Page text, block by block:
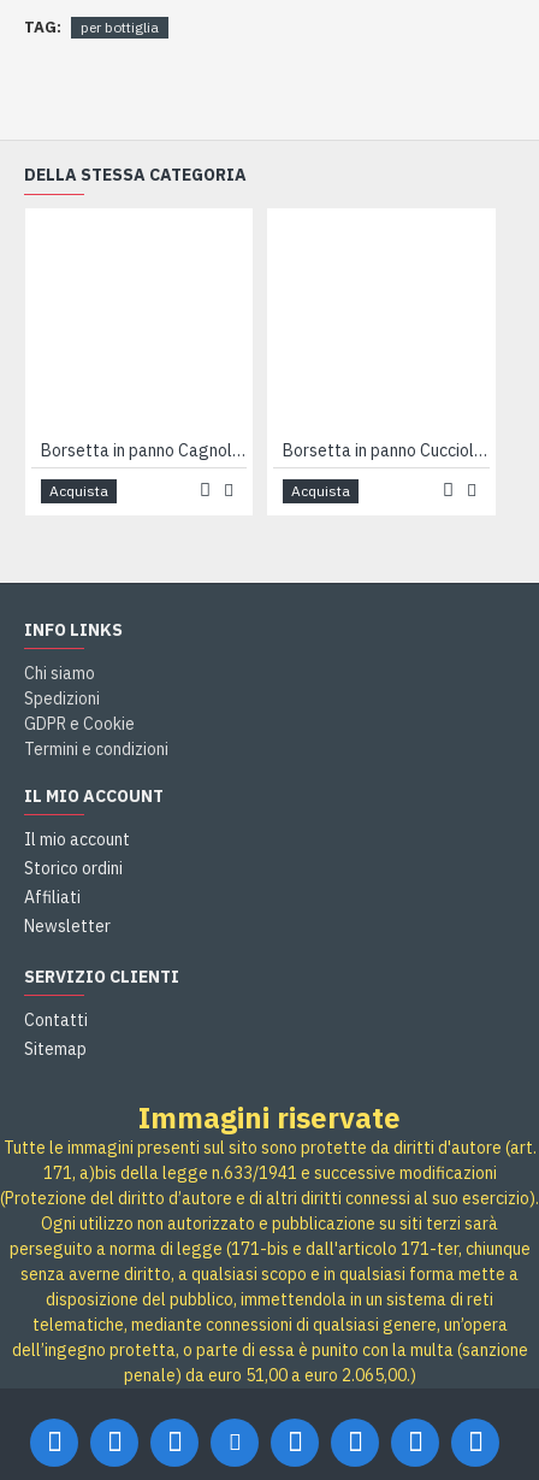
TAG: per bottiglia
DELLA STESSA CATEGORIA
Borsetta in panno Cagnolino arancio PROMO
Acquista
Borsetta in panno Cuccioli rosa
Acquista
INFO LINKS
Chi siamo
Spedizioni
GDPR e Cookie
Termini e condizioni
IL MIO ACCOUNT
Il mio account
Storico ordini
Affiliati
Newsletter
SERVIZIO CLIENTI
Contatti
Sitemap
Immagini riservate
Tutte le immagini presenti sul sito sono protette da diritti d'autore (art.
171, a)bis della legge n.633/1941 e successive modificazioni
(Protezione del diritto d’autore e di altri diritti connessi al suo esercizio).
Ogni utilizzo non autorizzato e pubblicazione su siti terzi sarà
perseguito a norma di legge (171-bis e dall'articolo 171-ter, chiunque
senza averne diritto, a qualsiasi scopo e in qualsiasi forma mette a
disposizione del pubblico, immettendola in un sistema di reti
telematiche, mediante connessioni di qualsiasi genere, un’opera
dell’ingegno protetta, o parte di essa è punito con la multa (sanzione
penale) da euro 51,00 a euro 2.065,00.)